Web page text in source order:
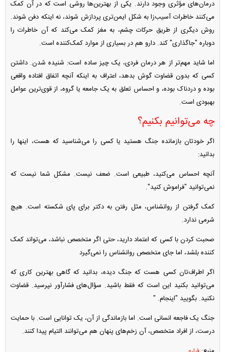
درمان‌های مؤثری وجود دارند. یکی از بهترین‌ها روشی است که در آن کمک
می‌کنند خاطرات آسیب‌زا به شکل ایمن‌تری پردازش شوند، نه اینکه دفن شوند.
روش دیگری از طریق حرکات چشم، به مغز کمک می‌کند که آن خاطرات را
دوباره "جاگذاری" کند. دارو هم در بسیاری از موارد کمک‌کننده است.
اما شاید مهم‌تر از هر درمان فردی، یک چیز ساده است: شنیده شدن. داشتن
کسی که بدون قضاوت گوش بدهد، اعتراف به اینکه آنچه اتفاق افتاده واقعی
بوده و دردناک بوده، و احساس تعلق به یک جامعه یا گروه، از قوی‌ترین عوامل
بهبودی است.
چه می‌توانیم بکنیم؟
اگر خودتان بازمانده جنگ هستید یا کسی را می‌شناسید که هست، اینها را
بدانید:
آنچه احساس می‌کنید، طبیعی است. ضعف نیست. مشکل شما نیست که
نمی‌توانید "فراموش کنید".
کمک گرفتن از روانشناس، مثل رفتن به دکتر برای پای شکسته است. هیچ
شرمی ندارد.
صحبت کردن با کسی که اعتماد دارید، حتی اگر متخصص نباشد، می‌تواند کمک
کننده بلشد، اما جای متخصص روانشناس را نمی‌گیرد
اگر اطراف‌تان کسی هست که جنگ دیده، بدانید که گاهی بهترین کاری که
می‌توانید بکنید این است که فقط باشید. سؤال‌های فشارآور نپرسید. قضاوت
نکنید. بگویید "اینجام. "
جنگ یک فاجعه انسانی است. اما بازماندگی از آن، یک توانایی است. با حمایت
درست، از افراد متخصص، آن زخم‌های پنهان هم می‌توانند التیام پیدا کنند.